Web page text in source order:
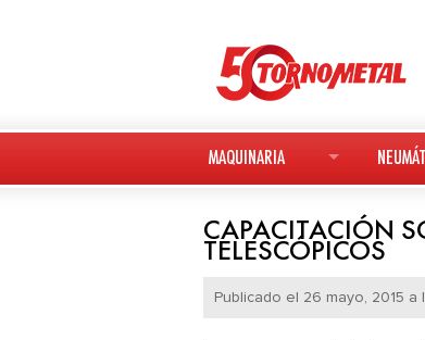
MAQUINARIA
MAQUINARIA USADA
BATERÍAS
CAPACITACIÓN
TELESCÓPICOS
Publicado el 26 mayo, 2015 a